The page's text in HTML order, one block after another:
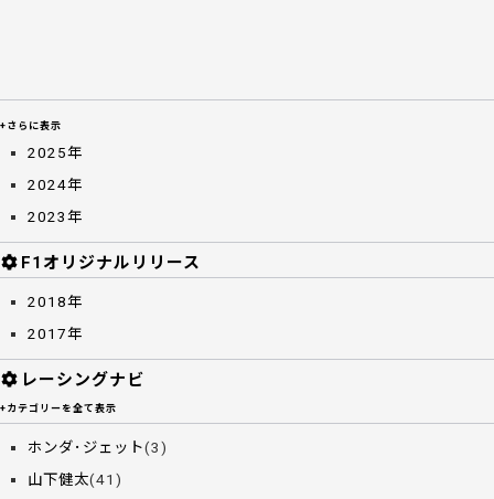
+さらに表示
2025年
2024年
2023年
F1オリジナルリリース
2018年
2017年
レーシングナビ
+カテゴリーを全て表示
ホンダ･ジェット(3)
山下健太(41)